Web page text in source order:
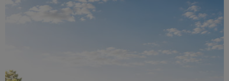
Bouldern für Einsteiger indoor